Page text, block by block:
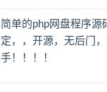
简单的php网盘程序源
定，，开源，无后门
手！！！！